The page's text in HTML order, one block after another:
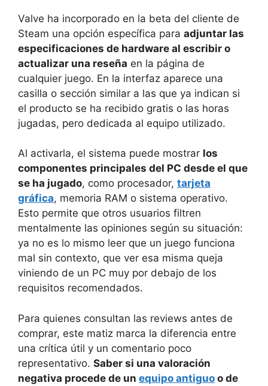
Valve ha incorporado en la beta del cliente de
Steam una opción específica para adjuntar las
especificaciones de hardware al escribir o
actualizar una reseña en la página de
cualquier juego. En la interfaz aparece una
casilla o sección similar a las que ya indican si
el producto se ha recibido gratis o las horas
jugadas, pero dedicada al equipo utilizado.
Al activarla, el sistema puede mostrar los
componentes principales del PC desde el que
se ha jugado, como procesador, tarjeta
gráfica, memoria RAM o sistema operativo.
Esto permite que otros usuarios filtren
mentalmente las opiniones según su situación:
ya no es lo mismo leer que un juego funciona
mal sin contexto, que ver esa misma queja
viniendo de un PC muy por debajo de los
requisitos recomendados.
Para quienes consultan las reviews antes de
comprar, este matiz marca la diferencia entre
una crítica útil y un comentario poco
representativo. Saber si una valoración
negativa procede de un equipo antiguo o de